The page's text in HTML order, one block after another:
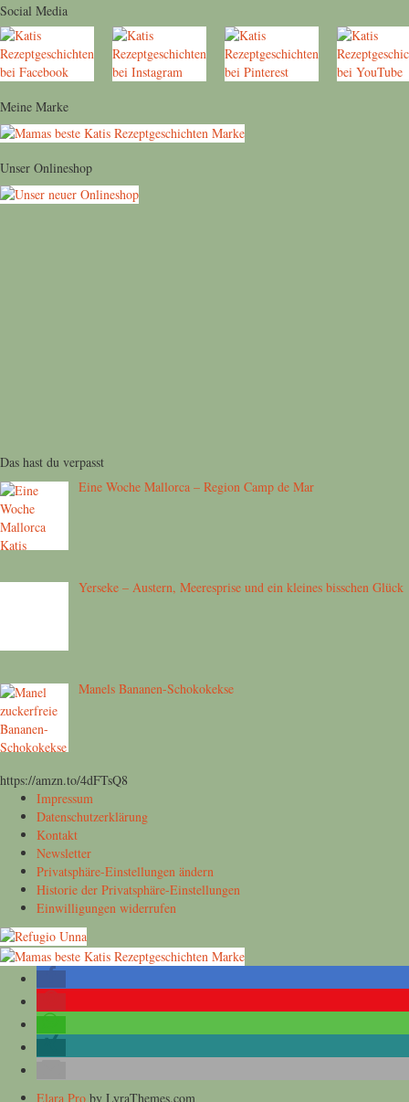
Social Media
Meine Marke
Unser Onlineshop
Das hast du verpasst
Eine Woche Mallorca – Region Camp de Mar
Yerseke – Austern, Meeresprise und ein kleines bisschen Glück
Manels Bananen-Schokokekse
https://amzn.to/4dFTsQ8
Impressum
Datenschutzerklärung
Kontakt
Newsletter
Privatsphäre-Einstellungen ändern
Historie der Privatsphäre-Einstellungen
Einwilligungen widerrufen
Elara Pro by LyraThemes.com